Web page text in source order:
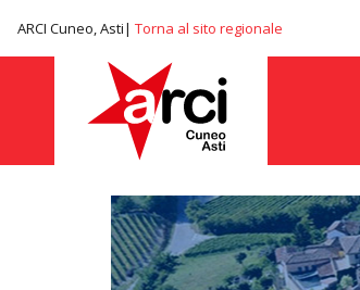
ARCI Cuneo, Asti| Torna al sito regionale